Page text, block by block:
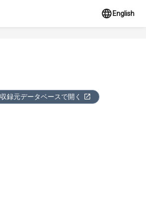
English
収録元データベースで開く